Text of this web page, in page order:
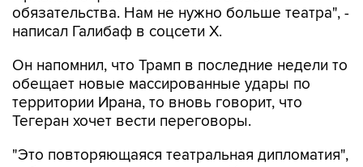
обязательства. Нам не нужно больше театра", -
написал Галибаф в соцсети X.
Он напомнил, что Трамп в последние недели то
обещает новые массированные удары по
территории Ирана, то вновь говорит, что
Тегеран хочет вести переговоры.
"Это повторяющаяся театральная дипломатия",